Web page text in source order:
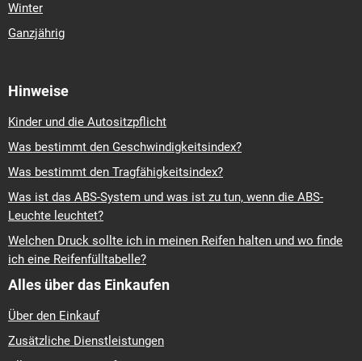
Winter
Ganzjährig
Hinweise
Kinder und die Autositzpflicht
Was bestimmt den Geschwindigkeitsindex?
Was bestimmt den Tragfähigkeitsindex?
Was ist das ABS-System und was ist zu tun, wenn die ABS-
Leuchte leuchtet?
Welchen Druck sollte ich in meinen Reifen halten und wo finde
ich eine Reifenfülltabelle?
Alles über das Einkaufen
Über den Einkauf
Zusätzliche Dienstleistungen